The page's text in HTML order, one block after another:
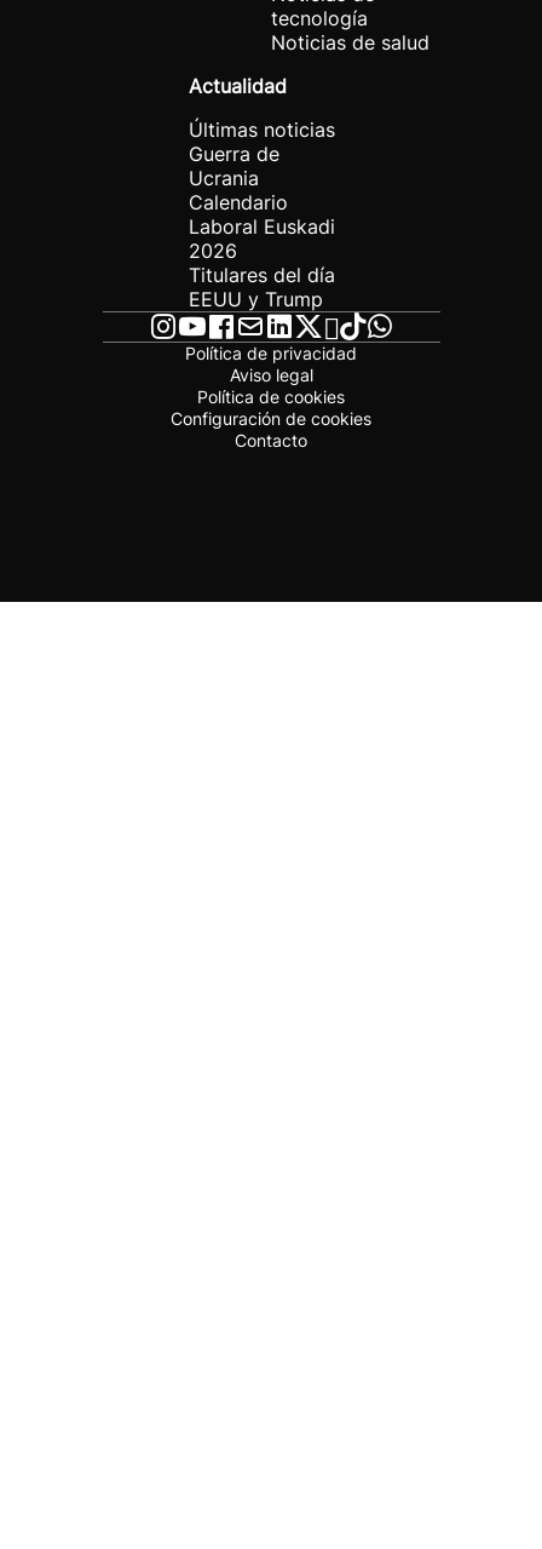
tecnología
Noticias de salud
Actualidad
Últimas noticias
Guerra de
Ucrania
Calendario
Laboral Euskadi
2026
Titulares del día
EEUU y Trump
Política de privacidad
Aviso legal
Política de cookies
Configuración de cookies
Contacto